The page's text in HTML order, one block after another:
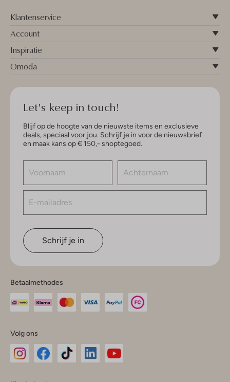
Klantenservice
Account
Inspiratie
Omoda
Let's keep in touch!
Blijf op de hoogte van de nieuwste items en exclusieve
deals, speciaal voor jou. Schrijf je in voor de nieuwsbrief
en maak kans op € 150,- shoptegoed.
Schrijf je in
Betaalmethodes
Volg ons